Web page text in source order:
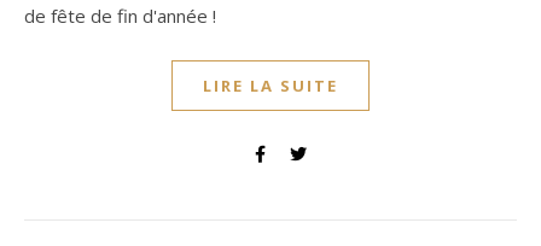
de fête de fin d'année !
LIRE LA SUITE